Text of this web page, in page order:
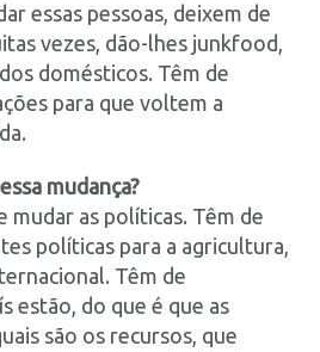
essas pessoas, deixem de
vezes, dão-lhes junkfood,
domésticos. Têm de
para que voltem a
mudança?
mudar as políticas. Têm de
políticas para a agricultura,
Têm de
estão, do que é que as
são os recursos, que